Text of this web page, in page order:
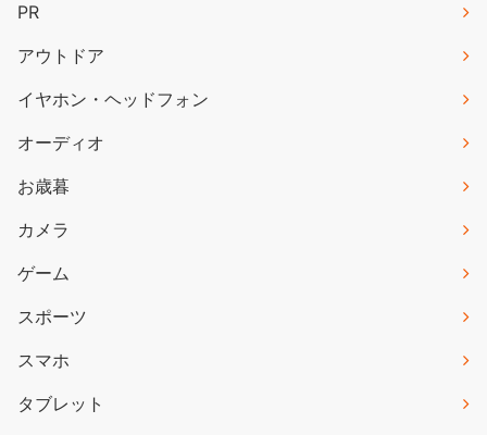
PR
アウトドア
イヤホン・ヘッドフォン
オーディオ
お歳暮
カメラ
ゲーム
スポーツ
スマホ
タブレット